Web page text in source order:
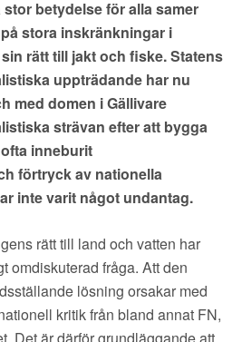
betydelse för alla samer
stora inskränkningar i
rätt till jakt och fiske. Statens
uppträdande har nu
med domen i Gällivare
strävan efter att bygga
inneburit
förtryck av nationella
inte varit något undantag.
rätt till land och vatten har
omdiskuterad fråga. Att den
lösning orsakar med
kritik från bland annat FN,